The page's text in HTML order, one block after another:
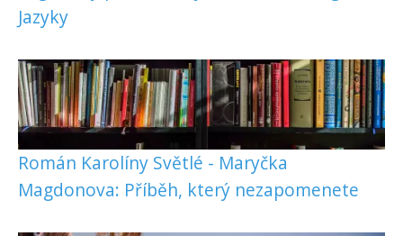
Jazyky
Román Karolíny Světlé - Maryčka
Magdonova: Příběh, který nezapomenete